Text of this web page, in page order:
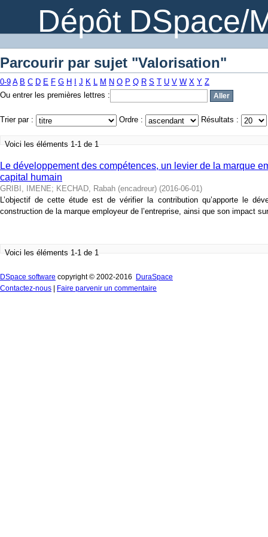
Dépôt DSpace/
Parcourir par sujet "Valorisation"
0-9 A B C D E F G H J K L M N O P Q R S T U V W X Y Z
Ou entrer les premières lettres :
Trier par : Ordre : Résultats :
Voici les éléments 1-1 de 1
Le développement des compétences, un levier de la marque
capital humain
GRIBI, IMENE; KECHAD, Rabah (encadreur) (2016-06-01)
L’objectif de cette étude est de vérifier la contribution qu’apporte le
construction de la marque employeur de l’entreprise, ainsi que son impact
Voici les éléments 1-1 de 1
DSpace software copyright © 2002-2016
DuraSpace
Contactez-nous
Faire parvenir un commentaire